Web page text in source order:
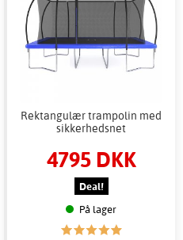
Rektangulær trampolin med
sikkerhedsnet
4795 DKK
Deal!
På lager